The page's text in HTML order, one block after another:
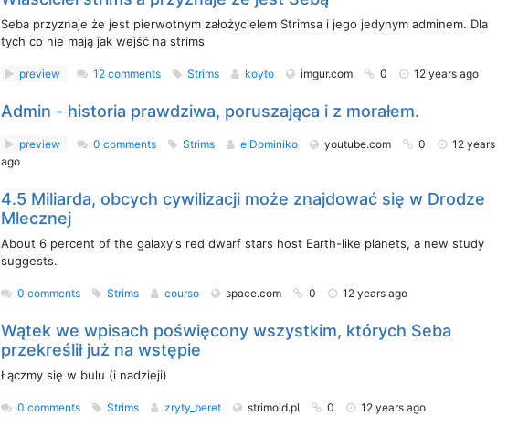
Seba przyznaje że jest pierwotnym założycielem Strimsa i jego jedynym adminem. Dla
tych co nie mają jak wejść na strims
preview 12 comments Strims koyto imgur.com 0 12 years ago
Admin - historia prawdziwa, poruszająca i z morałem.
preview 0 comments Strims elDominiko youtube.com 0
12 years
ago
4.5 Miliarda, obcych cywilizacji może znajdować się w Drodze
Mlecznej
About 6 percent of the galaxy's red dwarf stars host Earth-like planets, a new study
suggests.
0 comments Strims courso space.com 0 12 years ago
Wątek we wpisach poświęcony wszystkim, których Seba
przekreślił już na wstępie
Łączmy się w bulu (i nadzieji)
0 comments Strims zryty_beret strimoid.pl 0 12 years ago